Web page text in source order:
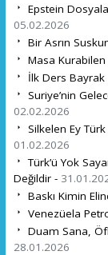
Epstein
05.02.2026
Bir Asrın
Masa Kurabilen
İlk Ders Bayrak
Suriye’nin
02.02.2026
Silkelen Ey
01.02.2026
Türk’ü Yok
Değildir -
Baskı Kimin
Venezüela
Duam Sana,
28.01.2026